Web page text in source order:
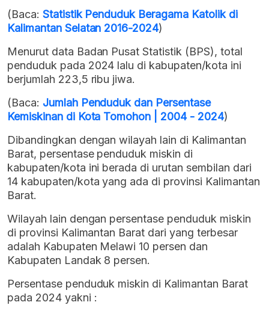
(Baca: Statistik Penduduk Beragama Katolik di
Kalimantan Selatan 2016-2024)
Menurut data Badan Pusat Statistik (BPS), total
penduduk pada 2024 lalu di kabupaten/kota ini
berjumlah 223,5 ribu jiwa.
(Baca: Jumlah Penduduk dan Persentase
Kemiskinan di Kota Tomohon | 2004 - 2024)
Dibandingkan dengan wilayah lain di Kalimantan
Barat, persentase penduduk miskin di
kabupaten/kota ini berada di urutan sembilan dari
14 kabupaten/kota yang ada di provinsi Kalimantan
Barat.
Wilayah lain dengan persentase penduduk miskin
di provinsi Kalimantan Barat dari yang terbesar
adalah Kabupaten Melawi 10 persen dan
Kabupaten Landak 8 persen.
Persentase penduduk miskin di Kalimantan Barat
pada 2024 yakni :